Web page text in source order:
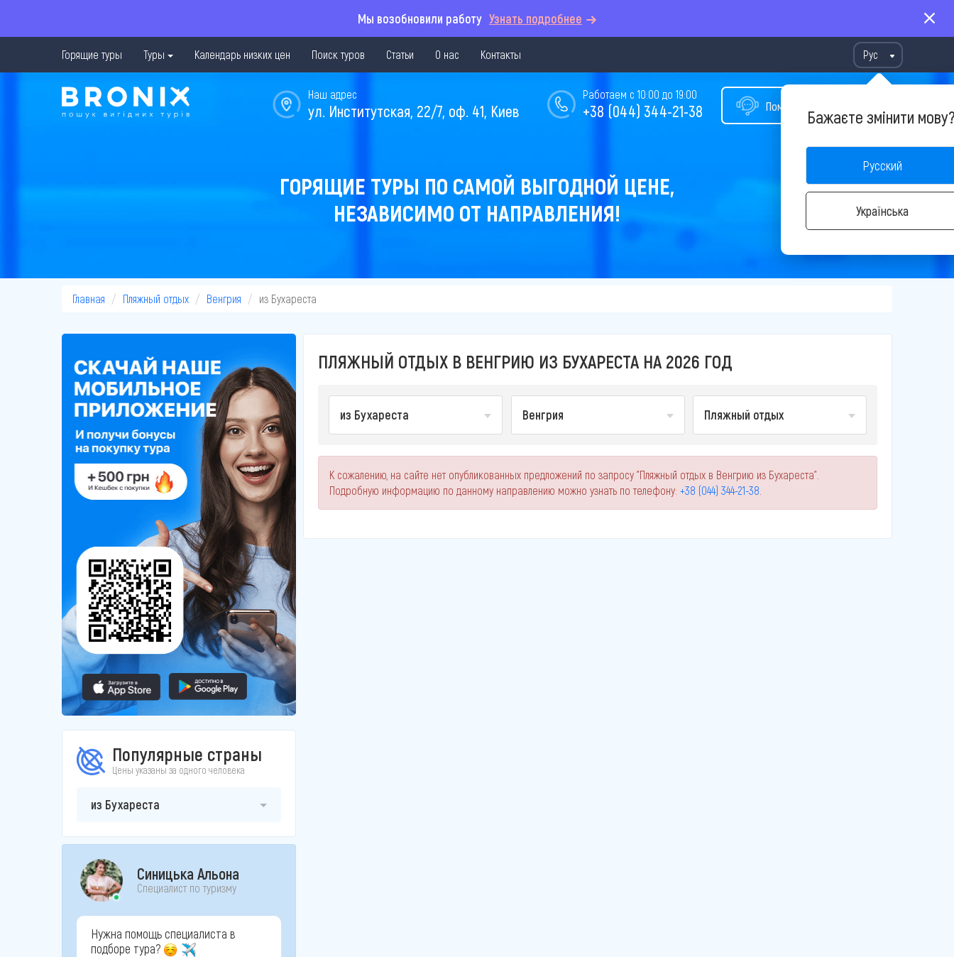
Мы возобновили работу Узнать подробнее
Горящие туры Туры Календарь низких цен Поиск туров Статьи О нас Контакты Рус
Бажаєте змінити
Русский
Українська
Помощь в подборе тура
Работаем с 10:00 до 19:00
+38 (044) 344-21-38
Наш адрес
ул. Институтская, 22/7, оф. 41, Киев
ГОРЯЩИЕ ТУРЫ ПО САМОЙ ВЫГОДНОЙ ЦЕНЕ,
НЕЗАВИСИМО ОТ НАПРАВЛЕНИЯ!
Главная Пляжный отдых Венгрия из Бухареста
Популярные страны
Цены указаны за одного человека
из Бухареста
Синицька Альона
Специалист по туризму
Нужна помощь специалиста в
подборе тура?
ПЛЯЖНЫЙ ОТДЫХ В ВЕНГРИЮ ИЗ БУХАРЕСТА НА 2026 ГОД
из Бухареста Венгрия Пляжный отдых
К сожалению, на сайте нет опубликованных предложений по запросу "Пляжный отдых в Венгрию из Бухареста".
Подробную информацию по данному направлению можно узнать по телефону: +38 (044) 344-21-38